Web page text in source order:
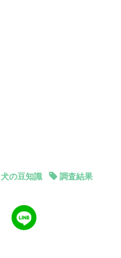
犬の豆知識 調査結果